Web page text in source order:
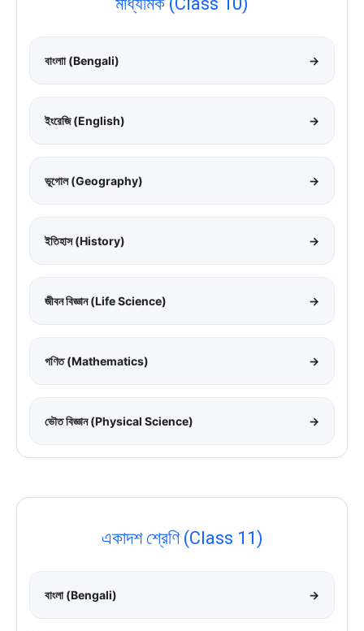
বাংলাা (Bengali) →
ইংরেজি (English) →
ভূগোল (Geography) →
ইতিহাস (History) →
জীবন বিজ্ঞান (Life Science) →
গণিত (Mathematics) →
ভৌত বিজ্ঞান (Physical Science) →
একাদশ শ্রেণি (Class 11)
বাংলা (Bengali) →